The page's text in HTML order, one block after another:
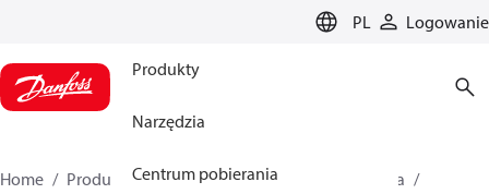
PL Logowanie
Produkty
Narzędzia
Centrum pobierania
Home Produkty
Climate Solutions dla chłodnictwa